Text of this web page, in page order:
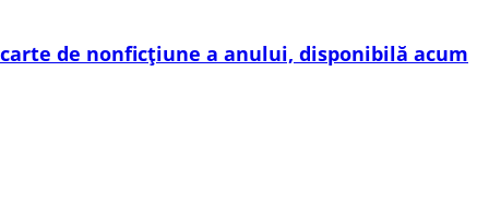
de nonficțiune a anului, disponibilă acum